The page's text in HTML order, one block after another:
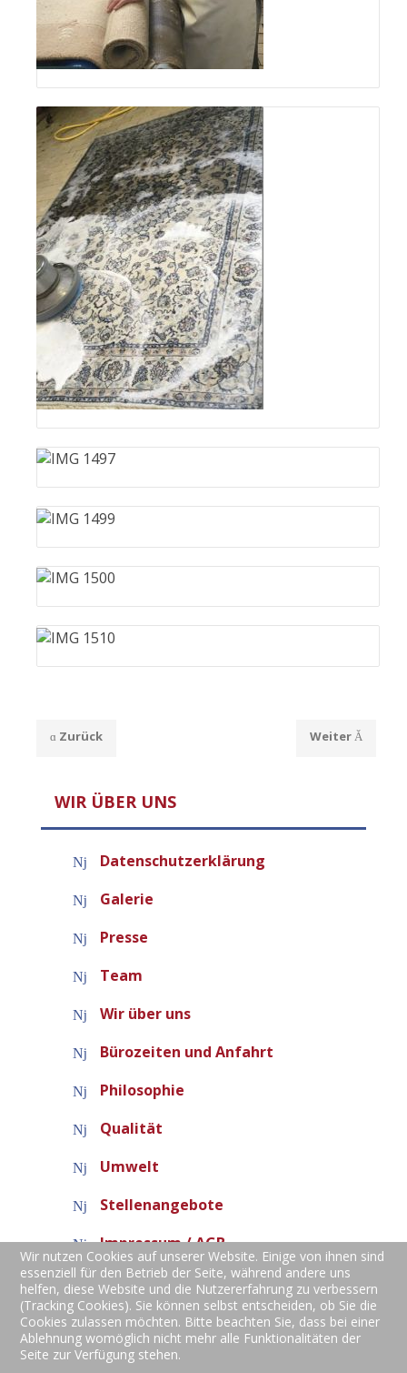
Zurück Weiter
WIR ÜBER UNS
Datenschutzerklärung
Galerie
Presse
Team
Wir über uns
Bürozeiten und Anfahrt
Philosophie
Qualität
Umwelt
Stellenangebote
Impressum / AGB
Teppich- und Polsterreinigung | Spesbacher Straße
24b | 66877 Ramstein-Miesenbach | Telefon: +49
Wir nutzen Cookies auf unserer Website. Einige von ihnen sind
essenziell für den Betrieb der Seite, während andere uns
helfen, diese Website und die Nutzererfahrung zu verbessern
(Tracking Cookies). Sie können selbst entscheiden, ob Sie die
Cookies zulassen möchten. Bitte beachten Sie, dass bei einer
Ablehnung womöglich nicht mehr alle Funktionalitäten der
Seite zur Verfügung stehen.